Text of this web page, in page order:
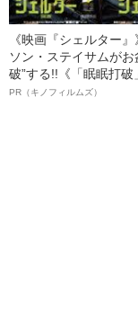
《映画『シェルター
ソン・ステイサムがお
破”する!!《「眠眠打破
ボ》
PR（キノフィルムズ）